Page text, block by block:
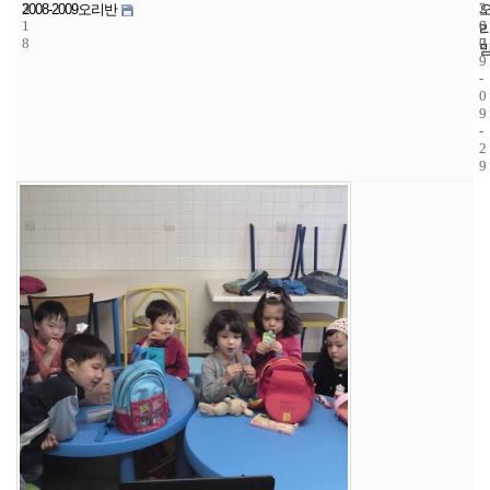
3
1
8
2008-2009오리반
2
6
7
2
0
0
9
-
0
9
-
2
9